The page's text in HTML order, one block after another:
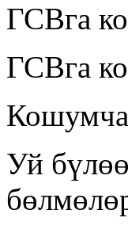
ГСВга
ГСВга
Кошумча
Уй